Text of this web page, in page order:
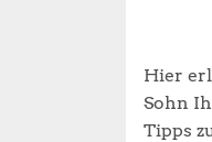
Hier
Sohn
Tipps